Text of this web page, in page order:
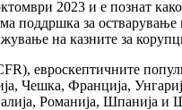
2023 и е познат
поддршка за
на казните за
евроскептичните
Чешка, Франција,
Романија, Шпанија и